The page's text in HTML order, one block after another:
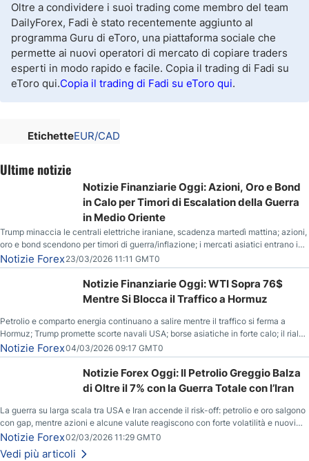
Oltre a condividere i suoi trading come membro del team
DailyForex, Fadi è stato recentemente aggiunto al
programma Guru di eToro, una piattaforma sociale che
permette ai nuovi operatori di mercato di copiare traders
esperti in modo rapido e facile. Copia il trading di Fadi su
eToro qui.Copia il trading di Fadi su eToro qui.
EtichetteEUR/CAD
Ultime notizie
Notizie Finanziarie Oggi: Azioni, Oro e Bond
in Calo per Timori di Escalation della Guerra
in Medio Oriente
Trump minaccia le centrali elettriche iraniane, scadenza martedì mattina; azioni,
oro e bond scendono per timori di guerra/inflazione; i mercati asiatici entrano in
correzione; il petrolio greggio resta stabile.
Notizie Forex23/03/2026 11:11 GMT0
Notizie Finanziarie Oggi: WTI Sopra 76$
Mentre Si Blocca il Traffico a Hormuz
Petrolio e comparto energia continuano a salire mentre il traffico si ferma a
Hormuz; Trump promette scorte navali USA; borse asiatiche in forte calo; il rialzo
del gas naturale mette pressione all’euro.
Notizie Forex04/03/2026 09:17 GMT0
Notizie Forex Oggi: Il Petrolio Greggio Balza
di Oltre il 7% con la Guerra Totale con l’Iran
La guerra su larga scala tra USA e Iran accende il risk-off: petrolio e oro salgono
con gap, mentre azioni e alcune valute reagiscono con forte volatilità e nuovi
livelli da monitorare.
Notizie Forex02/03/2026 11:29 GMT0
Vedi più articoli